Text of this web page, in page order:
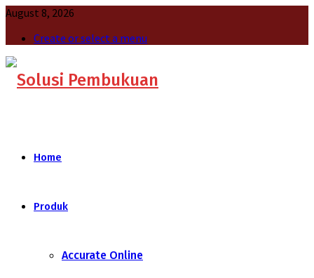
August 8, 2026
Create or select a menu
Home
Produk
Accurate Online